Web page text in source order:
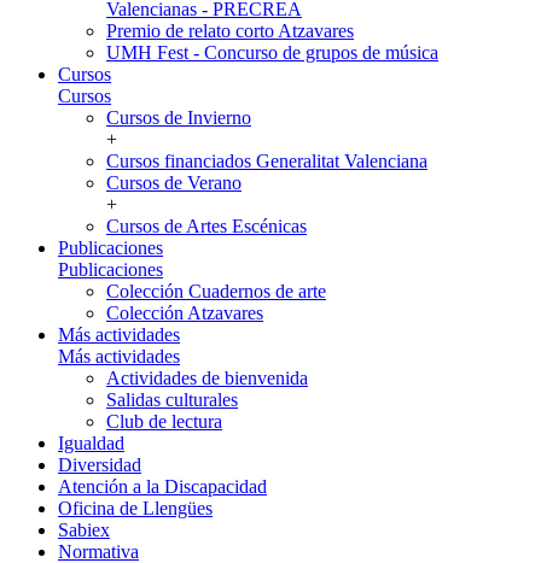
Valencianas - PRECREA
Premio de relato corto Atzavares
UMH Fest - Concurso de grupos de música
Cursos
Cursos
Cursos de Invierno
+
Cursos financiados Generalitat Valenciana
Cursos de Verano
+
Cursos de Artes Escénicas
Publicaciones
Publicaciones
Colección Cuadernos de arte
Colección Atzavares
Más actividades
Más actividades
Actividades de bienvenida
Salidas culturales
Club de lectura
Igualdad
Diversidad
Atención a la Discapacidad
Oficina de Llengües
Sabiex
Normativa